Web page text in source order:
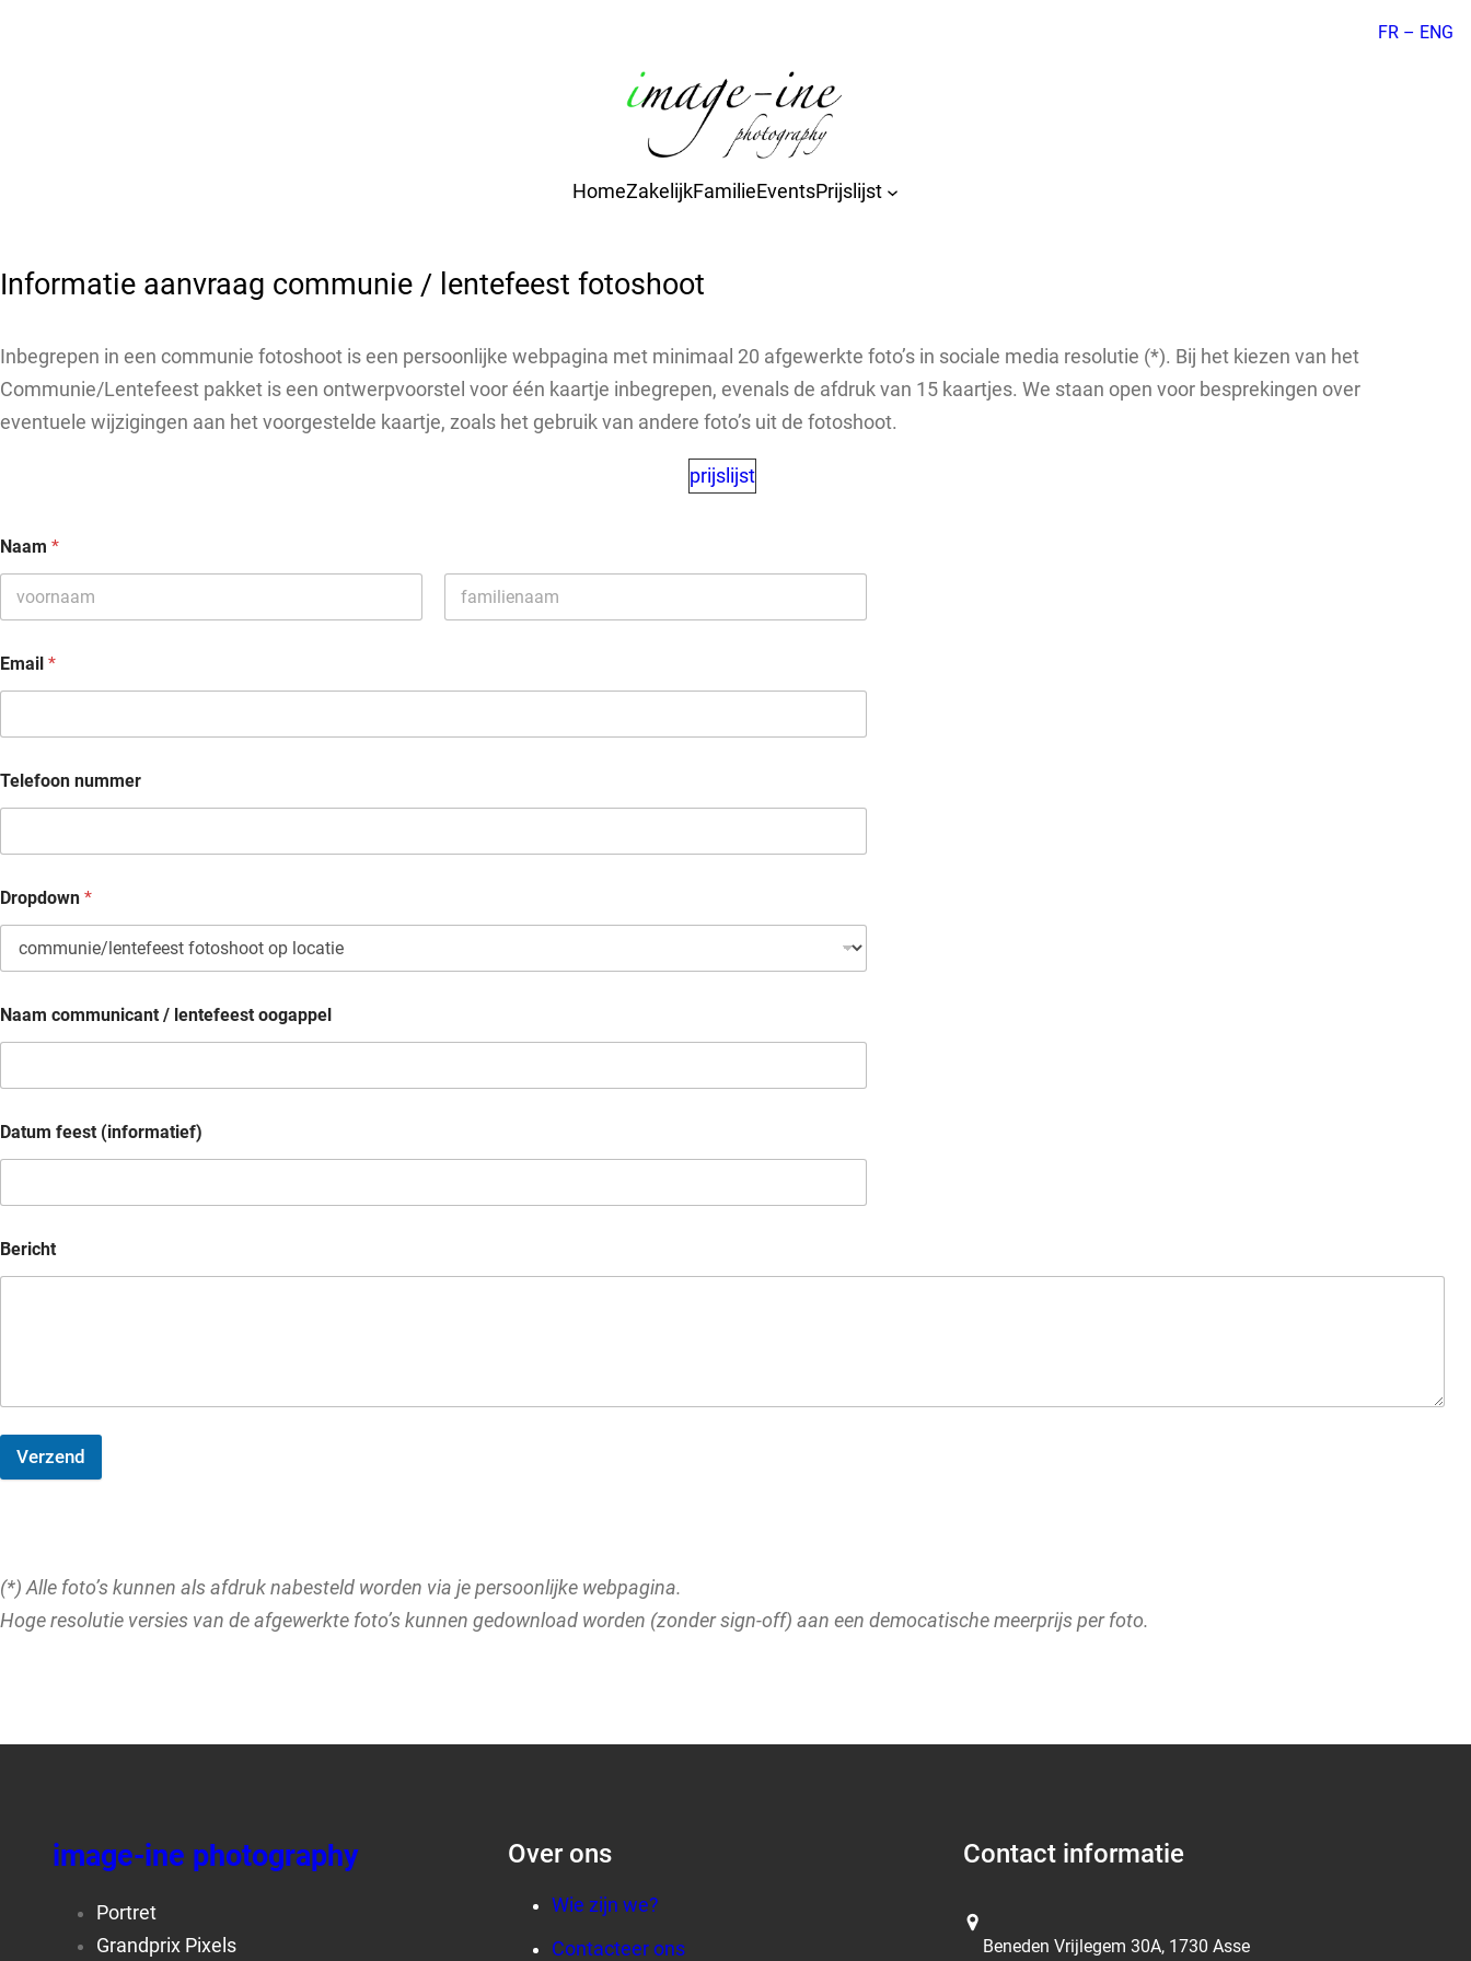
FR – ENG
HomeZakelijkFamilie EventsPrijslijst
Informatie aanvraag communie / lentefeest fotoshoot
Inbegrepen in een communie fotoshoot is een persoonlijke webpagina met minimaal 20 afgewerkte foto’s in sociale media resolutie (*). Bij het kiezen van het
Communie/Lentefeest pakket is een ontwerpvoorstel voor één kaartje inbegrepen, evenals de afdruk van 15 kaartjes. We staan open voor besprekingen over
eventuele wijzigingen aan het voorgestelde kaartje, zoals het gebruik van andere foto’s uit de fotoshoot.
prijslijst
Naam *
Email *
Telefoon nummer
Dropdown *
Naam communicant / lentefeest oogappel
Datum feest (informatief)
Bericht
Verzend
(*) Alle foto’s kunnen als afdruk nabesteld worden via je persoonlijke webpagina.
Hoge resolutie versies van de afgewerkte foto’s kunnen gedownload worden (zonder sign-off) aan een democatische meerprijs per foto.
image-ine photography
Portret
Grandprix Pixels
Over ons
Wie zijn we?
Contacteer ons
Contact informatie
Beneden Vrijlegem 30A, 1730 Asse